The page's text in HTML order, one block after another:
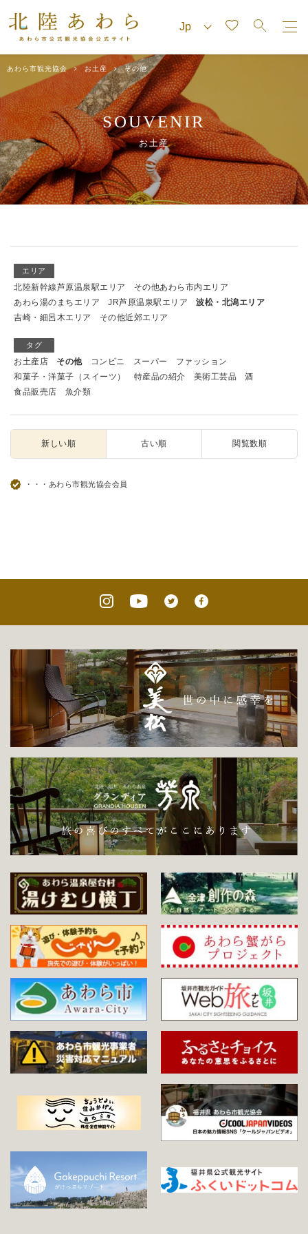
あわら市観光協会 お土産 その他
SOUVENIR
お土産
エリア
北陸新幹線芦原温泉駅エリア
その他あわら市内エリア
あわら湯のまちエリア
JR芦原温泉駅エリア
波松・北潟エリア
吉崎・細呂木エリア
その他近郊エリア
タグ
お土産店 その他 コンビニ スーパー
ファッション
和菓子・洋菓子（スイーツ）
特産品の紹介 美術工芸品
酒
食品販売店
魚介類
新しい順 古い順 閲覧数順
・・・あわら市観光協会会員